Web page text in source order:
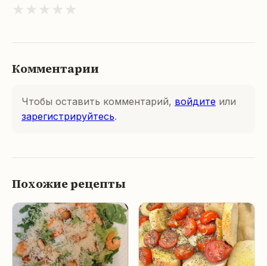
★ ★ ★ ★ ★
Комментарии
Чтобы оставить комментарий, войдите или
зарегистрируйтесь.
Похожие рецепты